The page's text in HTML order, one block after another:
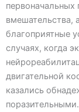
первоначальных
вмешательства,
благоприятные
случаях, когда
двигательной
казались
поразительными.